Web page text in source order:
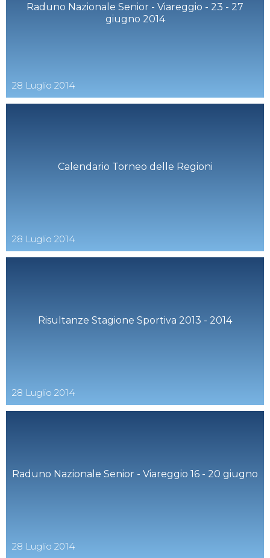
Raduno Nazionale Senior - Viareggio - 23 - 27
giugno 2014
28 Luglio 2014
Calendario Torneo delle Regioni
28 Luglio 2014
Risultanze Stagione Sportiva 2013 - 2014
28 Luglio 2014
Raduno Nazionale Senior - Viareggio 16 - 20 giugno
28 Luglio 2014